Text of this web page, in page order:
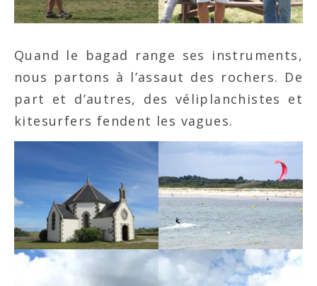
Quand le bagad range ses instruments,
nous partons à l’assaut des rochers. De
part et d’autres, des véliplanchistes et
kitesurfers fendent les vagues.